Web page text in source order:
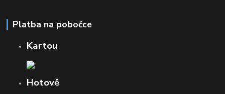
Platba na pobočce
Kartou
Hotově